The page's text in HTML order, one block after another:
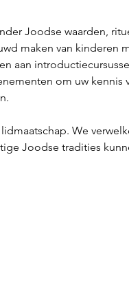
Joodse waarden,
maken van kinderen
aan
om uw kennis
We
Joodse tradities